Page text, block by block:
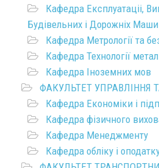
Кафедра Експлуатаціі,
Будівельних і Дорожніх
Кафедра Метрології та
Кафедра Технології
Кафедра Іноземних мов
ФАКУЛЬТЕТ УПРАВЛІННЯ
Кафедра Економіки і
Кафедра фізичного
Кафедра Менеджменту
Кафедра обліку і